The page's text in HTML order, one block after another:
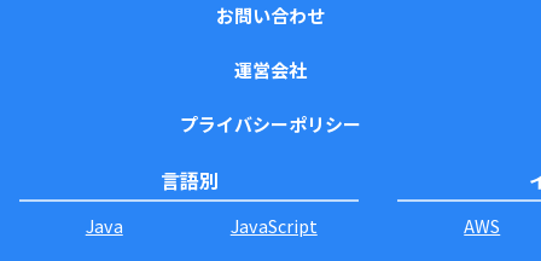
お問い合わせ
運営会社
プライバシーポリシー
言語別
Java
JavaScript
AWS